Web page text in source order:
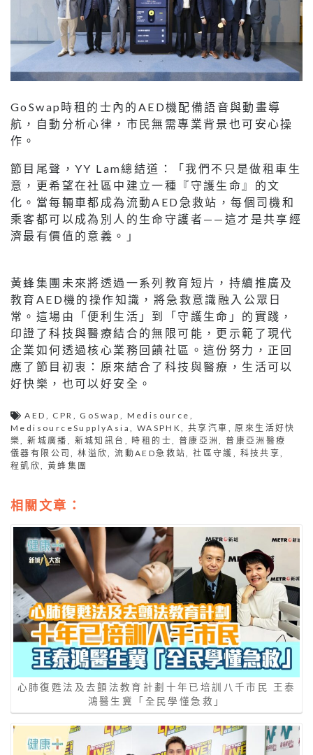
GoSwap時租的士內的AED機配備語音與動畫導
航，自動分析心律，市民無需專業背景也可安心操
作。
節目尾聲，YY Lam總結道：「我們不只是做租車生
意，更希望在社區中建立一種『守護生命』的文
化。當每輛車都成為流動AED急救站，每個司機和
乘客都可以成為別人的生命守護者——這才是共享經
濟最有價值的意義。」
黃蜂集團未來將透過一系列教育短片，持續推廣及
教育AED機的操作知識，將急救意識融入公眾日
常。這場由「便利生活」到「守護生命」的實踐，
印證了科技與醫療結合的無限可能，更示範了現代
企業如何透過核心業務回饋社區。這份努力，正回
應了節目初衷：原來結合了科技與醫療，生活可以
好快樂，也可以好安全。
AED CPR GoSwap Medisource
MedisourceSupplyAsia
WASPHK ,共享汽車
原來生活好快
樂
,新城廣播 新城知訊台 時租的士 普康亞洲 ,普康亞洲醫療
儀器有限公司
,林溢欣 ,流動AED急救站 ,社區守護 科技共享
程凱欣
,黃蜂集團
相關文章：
心肺復甦法及去顫法教育計劃十年已培訓八千市民 王泰
鴻醫生冀「全民學懂急救」